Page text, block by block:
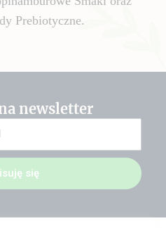
Prebiotyczne.
newsletter
się